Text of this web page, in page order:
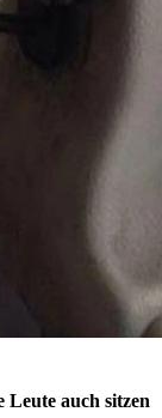
Leute auch sitzen